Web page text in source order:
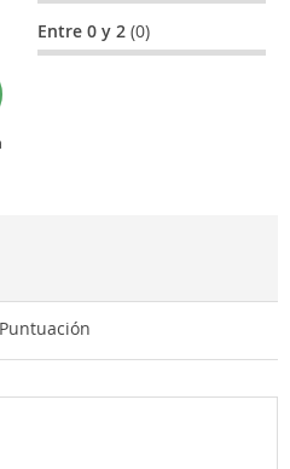
Entre 0 y 2(0)
Puntuación